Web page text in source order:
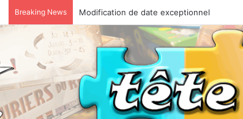
Breaking News Modification de date exceptionnel